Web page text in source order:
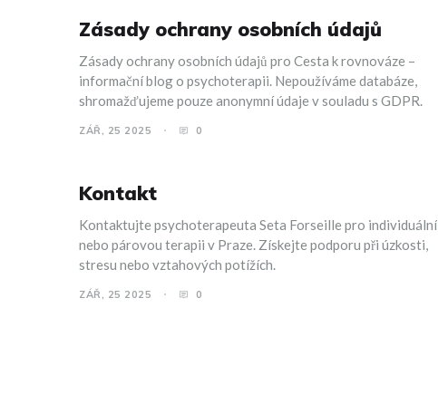
Zásady ochrany osobních údajů
Zásady ochrany osobních údajů pro Cesta k rovnováze –
informační blog o psychoterapii. Nepoužíváme databáze,
shromažďujeme pouze anonymní údaje v souladu s GDPR.
ZÁŘ, 25 2025 0
Kontakt
Kontaktujte psychoterapeuta Seta Forseille pro individuální
nebo párovou terapii v Praze. Získejte podporu při úzkosti,
stresu nebo vztahových potížích.
ZÁŘ, 25 2025 0